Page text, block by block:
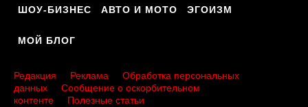
ШОУ-БИЗНЕС АВТО И МОТО ЭГОИЗМ
МОЙ БЛОГ
Редакция Реклама
Обработка персональных
данных
Сообщение о оскорбительном
контенте
Полезные статьи